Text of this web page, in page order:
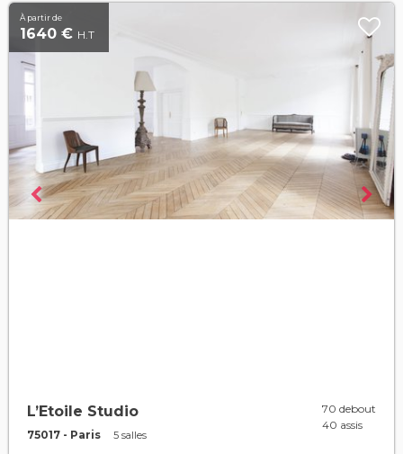
À partir de
1640 € H.T
L’Etoile Studio
75017 - Paris 5 salles
70 debout
40 assis